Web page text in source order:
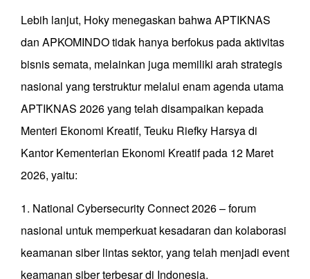
Lebih lanjut, Hoky menegaskan bahwa APTIKNAS
dan APKOMINDO tidak hanya berfokus pada aktivitas
bisnis semata, melainkan juga memiliki arah strategis
nasional yang terstruktur melalui enam agenda utama
APTIKNAS 2026 yang telah disampaikan kepada
Menteri Ekonomi Kreatif, Teuku Riefky Harsya di
Kantor Kementerian Ekonomi Kreatif pada 12 Maret
2026, yaitu:
1. National Cybersecurity Connect 2026 – forum
nasional untuk memperkuat kesadaran dan kolaborasi
keamanan siber lintas sektor, yang telah menjadi event
keamanan siber terbesar di Indonesia.